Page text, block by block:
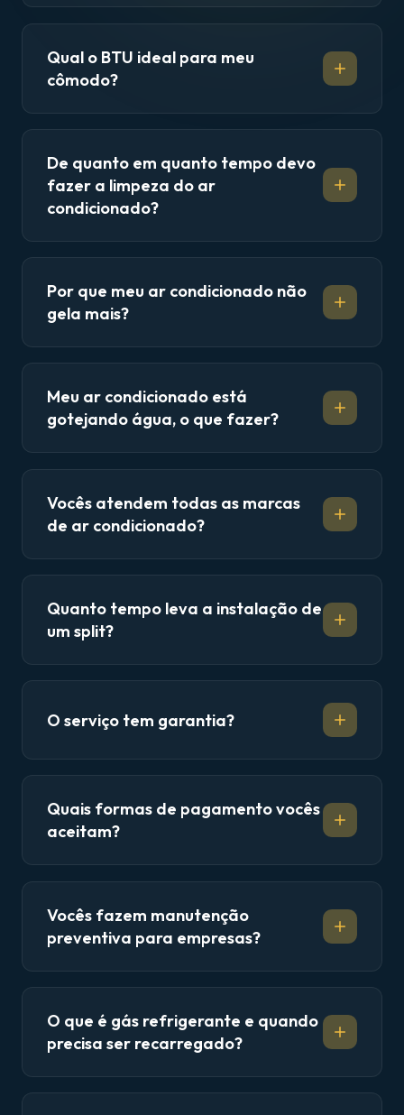
Qual o BTU ideal para meu
cômodo?
De quanto em quanto tempo devo
fazer a limpeza do ar
condicionado?
Por que meu ar condicionado não
gela mais?
Meu ar condicionado está
gotejando água, o que fazer?
Vocês atendem todas as marcas
de ar condicionado?
Quanto tempo leva a instalação de
um split?
O serviço tem garantia?
Quais formas de pagamento vocês
aceitam?
Vocês fazem manutenção
preventiva para empresas?
O que é gás refrigerante e quando
precisa ser recarregado?